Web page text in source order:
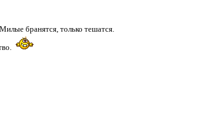
Милые бранятся, только тешатся.